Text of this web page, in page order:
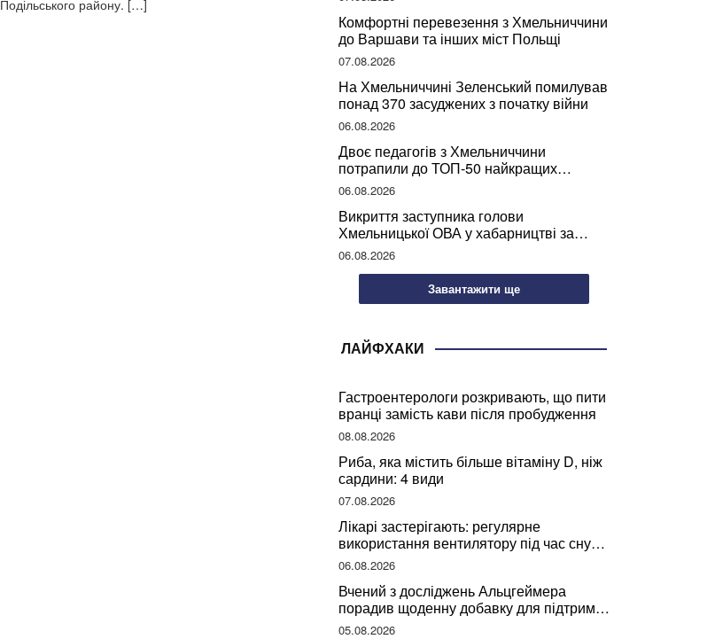
Подільського району. […]
Комфортні перевезення з Хмельниччини
до Варшави та інших міст Польщі
07.08.2026
На Хмельниччині Зеленський помилував
понад 370 засуджених з початку війни
06.08.2026
Двоє педагогів з Хмельниччини
потрапили до ТОП-50 найкращих
учителів України
06.08.2026
Викриття заступника голови
Хмельницької ОВА у хабарництві за
підписання контрактів на ремонт доріг
06.08.2026
Завантажити ще
ЛАЙФХАКИ
Гастроентерологи розкривають, що пити
вранці замість кави після пробудження
08.08.2026
Риба, яка містить більше вітаміну D, ніж
сардини: 4 види
07.08.2026
Лікарі застерігають: регулярне
використання вентилятору під час сну
може негативно вплинути на ваше
здоров’я
06.08.2026
Вчений з досліджень Альцгеймера
порадив щоденну добавку для підтримки
мозкової діяльності
05.08.2026